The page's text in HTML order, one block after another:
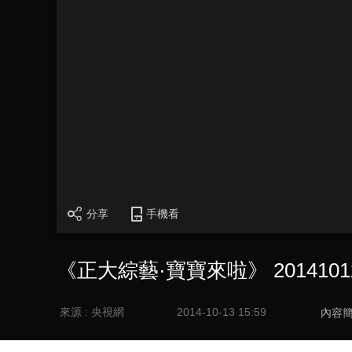
分享 手機看
《正大綜藝·寶寶來啦》
來源 : 央視網 2014-10-13 15:59 內容